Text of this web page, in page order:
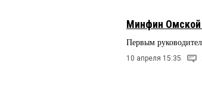
Минфин Омской
Первым
10 апреля 15:35